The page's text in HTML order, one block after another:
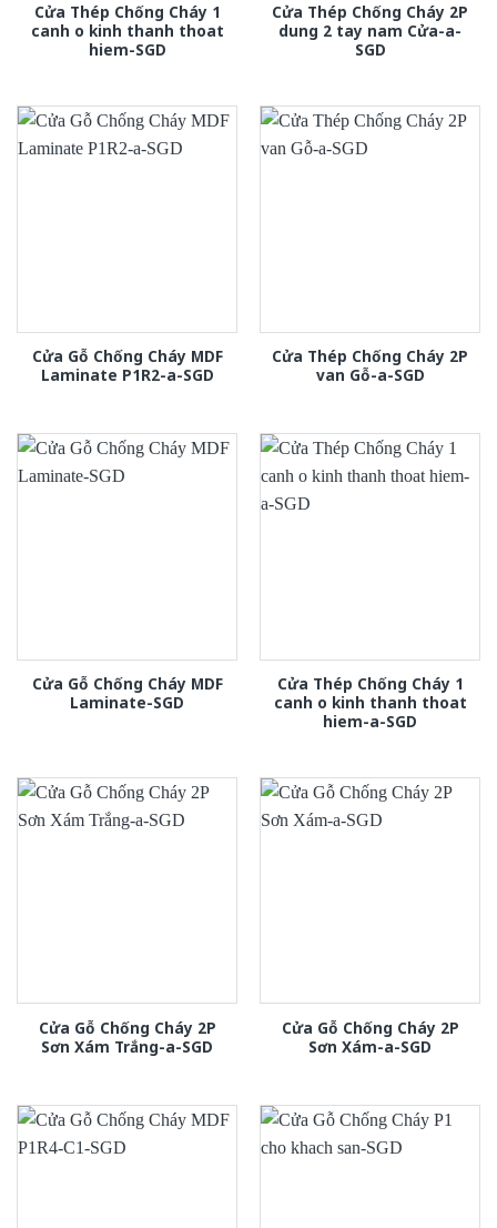
Cửa Thép Chống Cháy 1
canh o kinh thanh thoat
hiem-SGD
Cửa Thép Chống Cháy 2P
dung 2 tay nam Cửa-a-
SGD
Cửa Gỗ Chống Cháy MDF
Laminate P1R2-a-SGD
Cửa Thép Chống Cháy 2P
van Gỗ-a-SGD
Cửa Gỗ Chống Cháy MDF
Laminate-SGD
Cửa Thép Chống Cháy 1
canh o kinh thanh thoat
hiem-a-SGD
Cửa Gỗ Chống Cháy 2P
Sơn Xám Trắng-a-SGD
Cửa Gỗ Chống Cháy 2P
Sơn Xám-a-SGD